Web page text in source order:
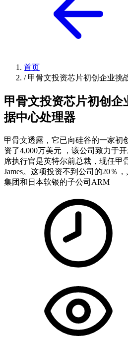
首页
/ 甲骨文投资芯片初创企业挑
甲骨文投资芯片初创企
据中心处理器
甲骨文透露，它已向硅谷的一家初
资了4,000万美元 ，该公司致力于
席执行官是英特尔前总裁，现任甲
James。这项投资不到公司的20％
集团和日本软银的子公司ARM